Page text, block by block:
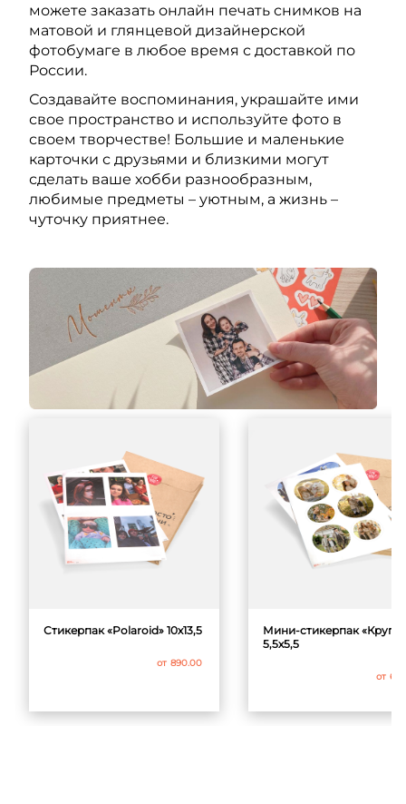
можете заказать онлайн печать снимков на
матовой и глянцевой дизайнерской
фотобумаге в любое время с доставкой по
России.
Создавайте воспоминания, украшайте ими
свое пространство и используйте фото в
своем творчестве! Большие и маленькие
карточки с друзьями и близкими могут
сделать ваше хобби разнообразным,
любимые предметы – уютным, а жизнь –
чуточку приятнее.
Стикерпак «Polaroid» 10х13,5
от 890.00
Мини-стикерпак «Круг»
5,5х5,5
от